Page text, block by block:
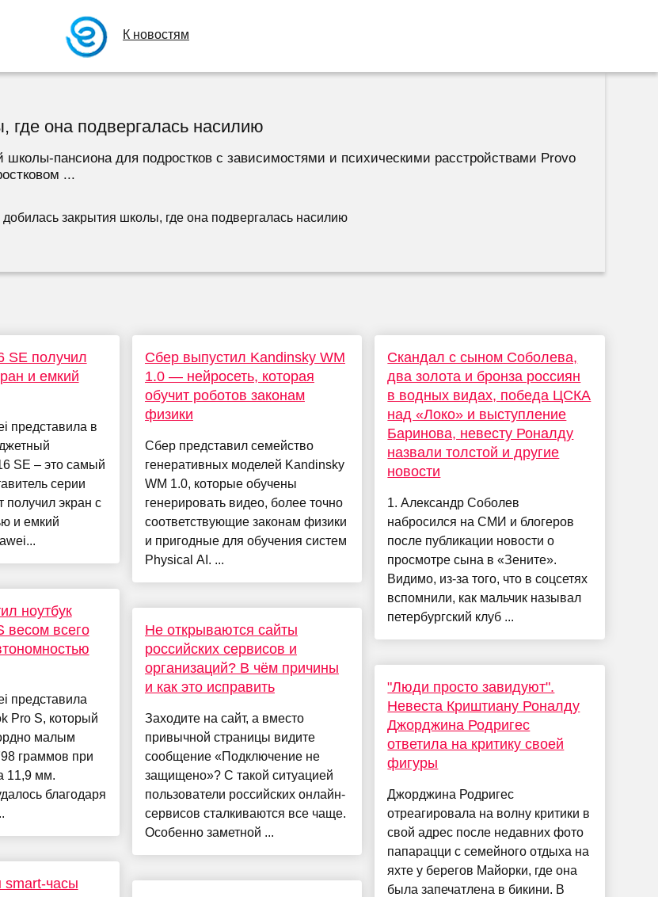
К новостям
она подвергалась насилию
пансиона для подростков с зависимостями и психическими расстройствами Provo
...
SE получил
и емкий
представила в
SE – это самый
серии
получил экран с
и емкий
ноутбук
весом всего
представила
Pro S, который
малым
граммов при
11,9 мм.
благодаря
smart-часы
Сбер выпустил Kandinsky WM
1.0 — нейросеть, которая
обучит роботов законам
физики
Сбер представил семейство
генеративных моделей Kandinsky
WM 1.0, которые обучены
генерировать видео, более точно
соответствующие законам физики
и пригодные для обучения систем
Physical AI. ...
Не открываются сайты
российских сервисов и
организаций? В чём причины
и как это исправить
Заходите на сайт, а вместо
привычной страницы видите
сообщение «Подключение не
защищено»? С такой ситуацией
пользователи российских онлайн-
сервисов сталкиваются все чаще.
Особенно заметной ...
Скандал с сыном Соболева,
два золота и бронза россиян
в водных видах, победа ЦСКА
над «Локо» и выступление
Баринова, невесту Роналду
назвали толстой и другие
новости
1. Александр Соболев
набросился на СМИ и блогеров
после публикации новости о
просмотре сына в «Зените».
Видимо, из-за того, что в соцсетях
вспомнили, как мальчик называл
петербургский клуб ...
"Люди просто завидуют".
Невеста Криштиану Роналду
Джорджина Родригес
ответила на критику своей
фигуры
Джорджина Родригес
отреагировала на волну критики в
свой адрес после недавних фото
папарацци с семейного отдыха на
яхте у берегов Майорки, где она
была запечатлена в бикини. В